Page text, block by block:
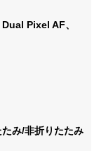
Pixel AF、
み/非折りたたみ